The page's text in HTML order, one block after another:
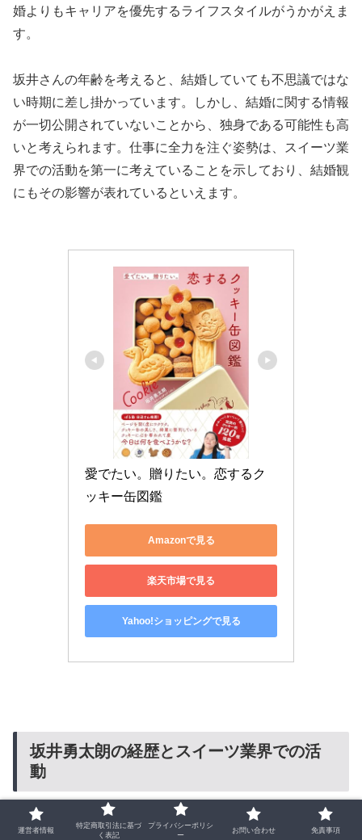
婚よりもキャリアを優先するライフスタイルがうかがえま
す。
坂井さんの年齢を考えると、結婚していても不思議ではな
い時期に差し掛かっています。しかし、結婚に関する情報
が一切公開されていないことから、独身である可能性も高
いと考えられます。仕事に全力を注ぐ姿勢は、スイーツ業
界での活動を第一に考えていることを示しており、結婚観
にもその影響が表れているといえます。
愛でたい。贈りたい。恋するク
ッキー缶図鑑
Amazonで見る
楽天市場で見る
Yahoo!ショッピングで見る
坂井勇太朗の経歴とスイーツ業界での活
動
立教大学卒業後の編集者キャリア
運営者情報
特定商取引法に基づ
く表記
プライバシーポリシ
ー
お問い合わせ 免責事項